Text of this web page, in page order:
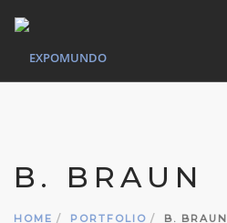
SERVIÇOS
B. BRAUN
HOME PORTFOLIO B. BRAUN